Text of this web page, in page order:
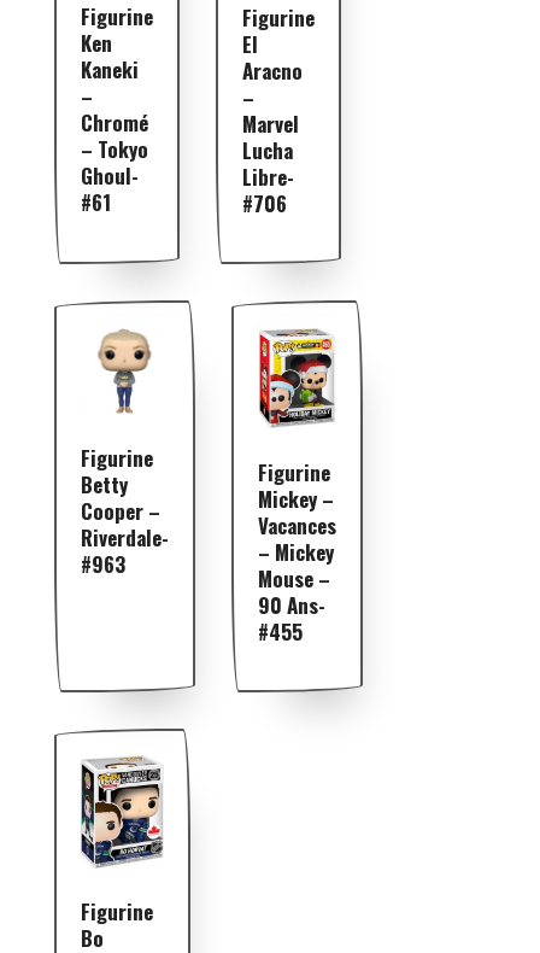
Figurine
Ken
Kaneki
–
Chromé
– Tokyo
Ghoul-
#61
Figurine
El
Aracno
–
Marvel
Lucha
Libre-
#706
Figurine
Betty
Cooper –
Riverdale-
#963
Figurine
Mickey –
Vacances
– Mickey
Mouse –
90 Ans-
#455
Figurine
Bo